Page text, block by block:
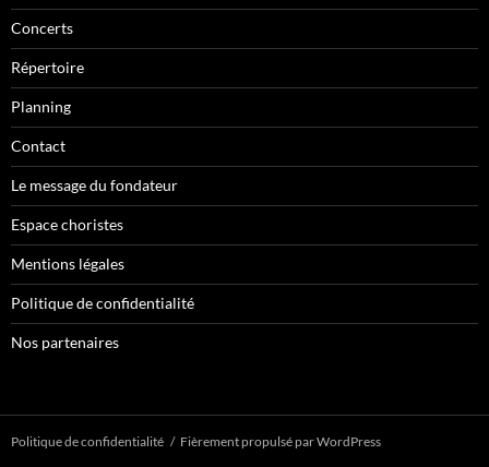
Concerts
Répertoire
Planning
Contact
Le message du fondateur
Espace choristes
Mentions légales
Politique de confidentialité
Nos partenaires
Politique de confidentialité Fièrement propulsé par WordPress